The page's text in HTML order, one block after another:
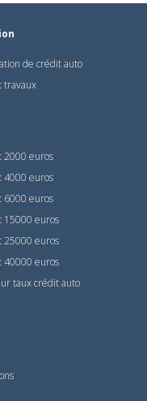
de crédit auto
travaux
2000 euros
4000 euros
6000 euros
15000 euros
25000 euros
40000 euros
taux crédit auto